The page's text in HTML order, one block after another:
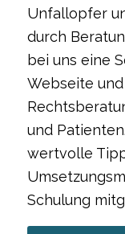
Unfallopfer
durch
bei uns eine
Webseite
und
wertvolle
Schulung